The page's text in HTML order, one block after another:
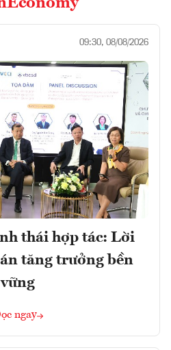
09:30, 08/08/2026
thái hợp tác: Lời
tăng trưởng bền
vững
ngay